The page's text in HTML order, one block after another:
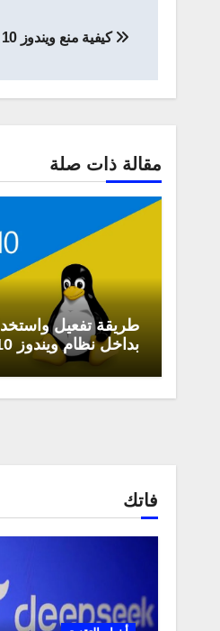
المقالات
كيفية منع ويندوز 10 من مشاركة شبكة الواى فاى مع الاصدقاء
مقالة ذات صلة
طريقة تفعيل
بداخل نظام ويندوز 10
فاتك